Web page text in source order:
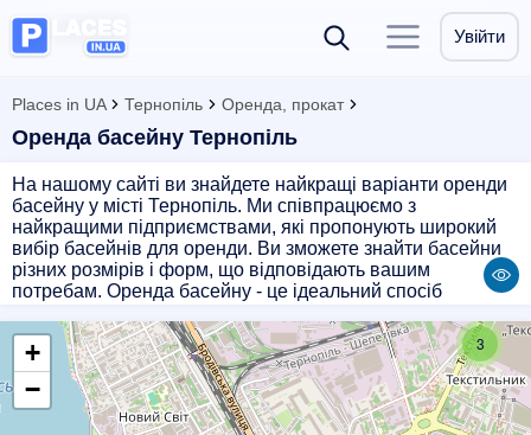
Увійти
Places in UA Тернопіль Оренда, прокат
Оренда басейну Тернопіль
На нашому сайті ви знайдете найкращі варіанти оренди
басейну у місті Тернопіль. Ми співпрацюємо з
найкращими підприємствами, які пропонують широкий
вибір басейнів для оренди. Ви зможете знайти басейни
різних розмірів і форм, що відповідають вашим
потребам. Оренда басейну - це ідеальний спосіб
друзями або родиною. Обирайте зручний для вас час і
місце, і наші партнери зроблять все можливе, щоб
забезпечити вам незабутній відпочинок біля басейну.
Звертайтеся до нас і забронюйте басейн вже сьогодні!
3
+
−